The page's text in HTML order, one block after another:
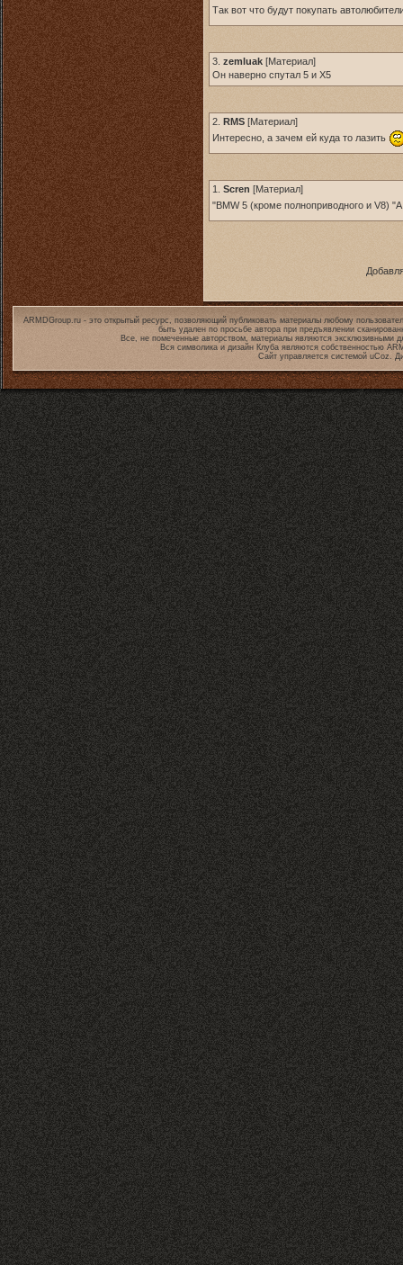
Так вот что будут покупать
3. zemluak [Материал]
Он наверно спутал 5 и X5
2. RMS [Материал]
Интересно, а зачем ей куда то лазить
1. Scren [Материал]
"BMW 5 (кроме полноприводного и V8)
ARMDGroup.ru - это открытый ресурс, позволяющий публиковать материалы любому
быть удален по просьбе автора при предъявлении
Все, не помеченные авторством, материалы являются эксклюзивными
Вся символика и дизайн Клуба являются собственностью
Сайт управляется системой uCoz.